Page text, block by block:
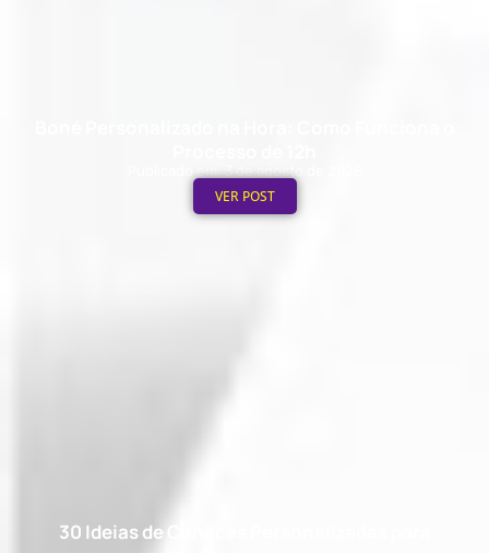
Publicado em: 3 de agosto de 2026
VER POST
30 Ideias de Canecas Personalizadas para